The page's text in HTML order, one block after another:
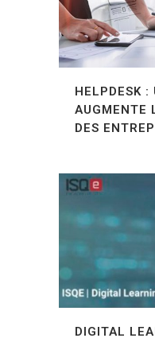
HELPDESK :
AUGMENTE
DES
DIGITAL